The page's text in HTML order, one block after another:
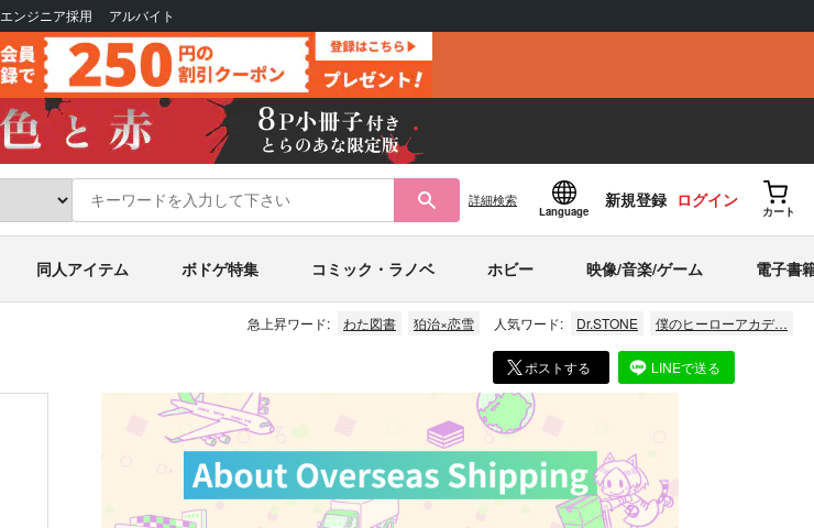
エンジニア採用 アルバイト
詳細検索
Language
新規登録 ログイン
カート
同人アイテム ボドゲ特集 コミック・ラノベ ホビー 映像/音楽/ゲーム 電子書
急上昇ワード: わた図書 狛治×恋雪 人気ワード: Dr.STONE 僕のヒーローアカデ…
ポストする LINEで送る